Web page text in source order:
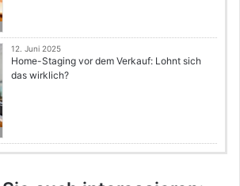
12. Juni 2025
Home-Staging vor dem Verkauf: Lohnt sich
das wirklich?